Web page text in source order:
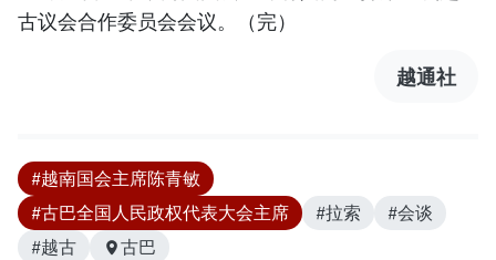
古议会合作委员会会议。（完）
越通社
#越南国会主席陈青敏
#古巴全国人民政权代表大会主席
#拉索
#会谈
#越古
古巴